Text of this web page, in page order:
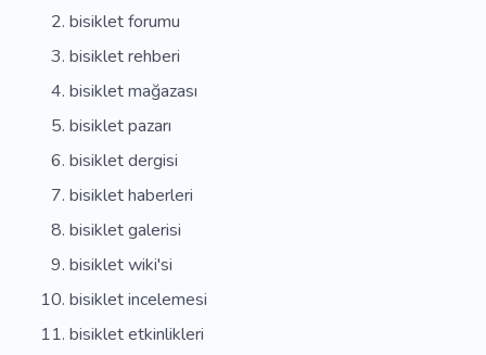
bisiklet forumu
bisiklet rehberi
bisiklet mağazası
bisiklet pazarı
bisiklet dergisi
bisiklet haberleri
bisiklet galerisi
bisiklet wiki'si
bisiklet incelemesi
bisiklet etkinlikleri